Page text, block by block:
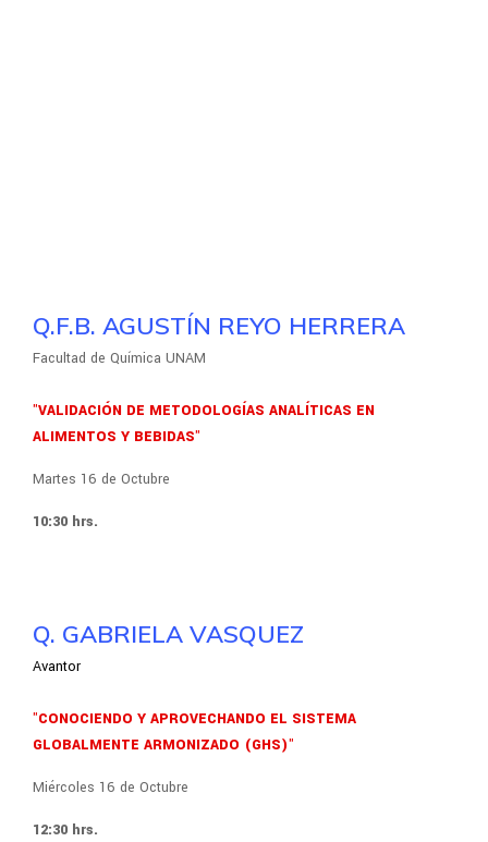
Q.F.B. AGUSTÍN REYO HERRERA
Facultad de Química UNAM
"VALIDACIÓN DE METODOLOGÍAS ANALÍTICAS EN
ALIMENTOS Y BEBIDAS"
Martes 16 de Octubre
10:30 hrs.
Q. GABRIELA VASQUEZ
Avantor
"CONOCIENDO Y APROVECHANDO EL SISTEMA
GLOBALMENTE ARMONIZADO (GHS)"
Miércoles 16 de Octubre
12:30 hrs.